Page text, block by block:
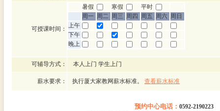
可授课时间：
暑假 寒假
平时
周一 周二 周三 周四 周五 周六 周日
上午
下午
晚上
可辅导方式： 本人上门 学生上门
薪水要求： 执行厦大家教网薪水标准。 查看薪水标准
预约中心电话： 0592-2190223